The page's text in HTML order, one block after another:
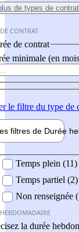
de types de contrat
CONTRAT
de contrat
minimale (en
le filtre du type de
filtres de Durée
Temps plein (11)
Temps partiel (2)
Non renseignée
la durée